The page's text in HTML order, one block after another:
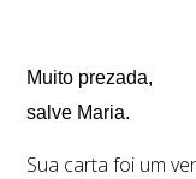
Muito prezada,
salve Maria.
Sua carta foi um